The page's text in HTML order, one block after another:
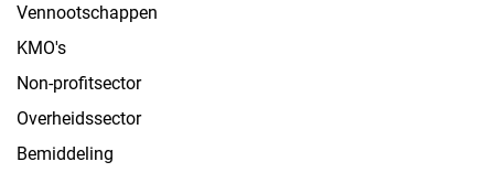
Vennootschappen
KMO's
Non-profitsector
Overheidssector
Bemiddeling